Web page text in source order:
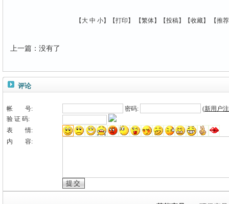
【 大 中 小】【打印 】 【繁体】【投稿】【收藏】 【推荐
上一篇 ： 没有了
评论
帐 号: 密码: (新用户
验 证 码:
表 情:
内 容: